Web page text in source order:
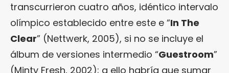
transcurrieron cuatro años, idéntico intervalo
olímpico establecido entre este e “In The
Clear” (Nettwerk, 2005), si no se incluye el
álbum de versiones intermedio “Guestroom”
(Minty Fresh, 2002); a ello habría que sumar